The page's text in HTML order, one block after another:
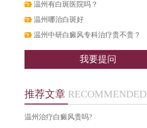
温州有白斑医院吗？
温州哪治白斑好
温州中研白癜风专科治疗贵不贵？
我要提问
推荐文章 RECOMMENDED
温州治疗白癜风贵吗?